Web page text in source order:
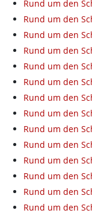
Rund um den
Rund um den
Rund um den
Rund um den
Rund um den
Rund um den
Rund um den
Rund um den
Rund um den
Rund um den
Rund um den
Rund um den
Rund um den
Rund um den